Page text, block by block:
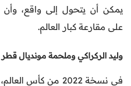
يمكن أن يتحول إلى واقع، وأن
على مقارعة كبار العالم.
وليد الركراكي وملحمة مونديال قطر
في نسخة 2022 من